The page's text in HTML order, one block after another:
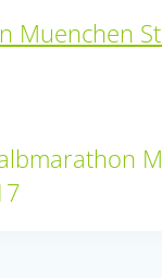
Muenchen